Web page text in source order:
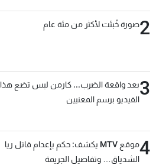
2صورة خُبئت لأكثر من مئة عام
3بعد واقعة الضرب... كارمن لبس تضع هذا
الفيديو برسم المعنيين
4
موقع MTV يكشف: حكم بإعدام قاتل ريا
الشدياق… وتفاصيل الجريمة